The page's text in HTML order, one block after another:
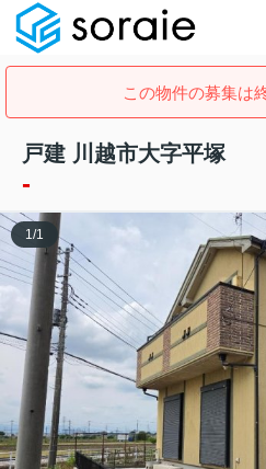
この物件の募集は
戸建 川越市大字平塚
-
1/1